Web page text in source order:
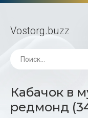
Vostorg.buzz
Кабачок в
редмонд